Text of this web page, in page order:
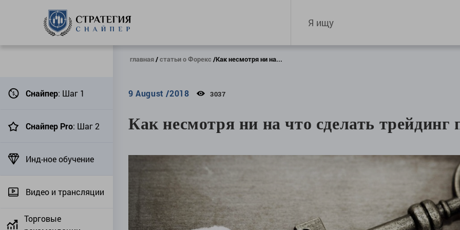
Снайпер: Шаг 1
Снайпер Pro: Шаг 2
Инд-ное обучение
Видео и трансляции
Торговые
главная статьи о Форекс Как несмотря ни на...
9 August /2018 3037
Как несмотря ни на что сделать